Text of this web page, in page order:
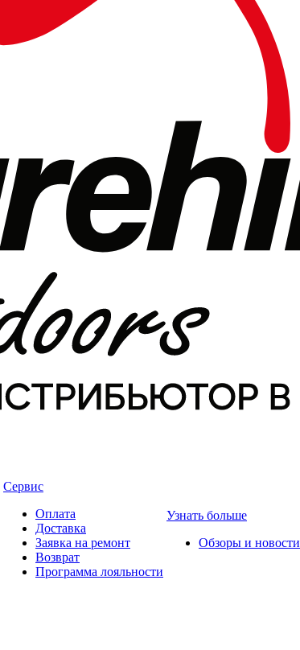
Сервис
Оплата
Доставка
Заявка на ремонт
Возврат
Программа лояльности
Узнать больше
Обзоры и новости